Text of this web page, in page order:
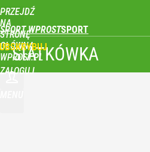
PRZEJDŹ
NA
STRONĘ
GŁÓWNĄ
WPROST.PL
SPORT WPROST
ZALOGUJ
SIATKÓWKA